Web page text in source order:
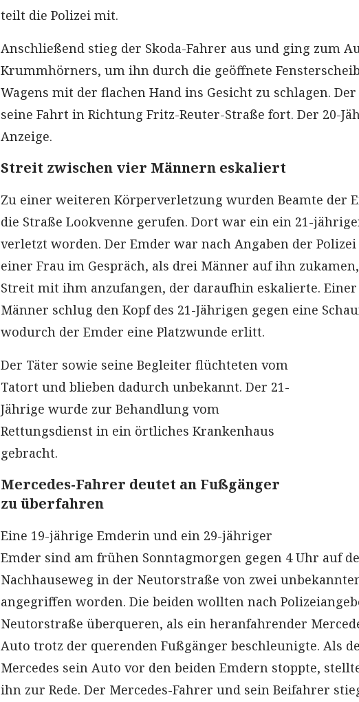
teilt die Polizei mit.
Anschließend stieg der Skoda-Fahrer aus und ging zum
Krummhörners, um ihn durch die geöffnete
Wagens mit der flachen Hand ins Gesicht zu schlagen.
seine Fahrt in Richtung Fritz-Reuter-Straße fort. Der 20-
Anzeige.
Streit zwischen vier Männern eskaliert
Zu einer weiteren Körperverletzung wurden Beamte der
die Straße Lookvenne gerufen. Dort war ein ein 21-
verletzt worden. Der Emder war nach Angaben der
einer Frau im Gespräch, als drei Männer auf ihn
Streit mit ihm anzufangen, der daraufhin eskalierte.
Männer schlug den Kopf des 21-Jährigen gegen eine
wodurch der Emder eine Platzwunde erlitt.
Der Täter sowie seine Begleiter flüchteten vom
Tatort und blieben dadurch unbekannt. Der 21-
Jährige wurde zur Behandlung vom
Rettungsdienst in ein örtliches Krankenhaus
gebracht.
Mercedes-Fahrer deutet an Fußgänger
zu überfahren
Eine 19-jährige Emderin und ein 29-jähriger
Emder sind am frühen Sonntagmorgen gegen 4 Uhr auf
Nachhauseweg in der Neutorstraße von zwei
angegriffen worden. Die beiden wollten nach
Neutorstraße überqueren, als ein heranfahrender
Auto trotz der querenden Fußgänger beschleunigte. Als
Mercedes sein Auto vor den beiden Emdern stoppte,
ihn zur Rede. Der Mercedes-Fahrer und sein Beifahrer